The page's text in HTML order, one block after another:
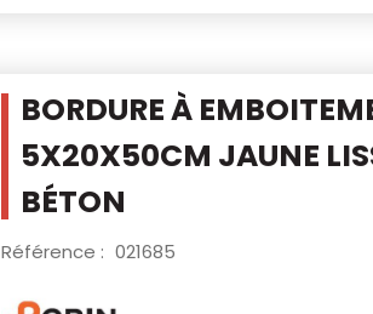
BORDURE À
5X20X50CM JAUNE
BÉTON
Référence : 021685